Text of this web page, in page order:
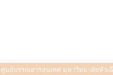
นย์บรรณสารสนเทศ มหาวิทยาลัยหัวเ